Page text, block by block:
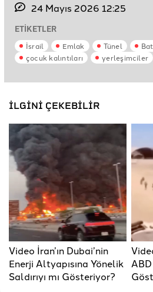
24 Mayıs 2026 12:25
ETİKETLER
İsrail Emlak Tünel
çocuk kalıntıları
yerleşimciler
İLGİNİ ÇEKEBİLİR
Video İran’ın Dubai’nin
Enerji Altyapısına Yönelik
Saldırıyı mı Gösteriyor?
ABD